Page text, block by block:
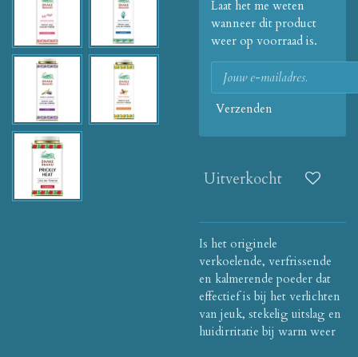
Laat het me weten
wanneer dit product
weer op voorraad is.
Verzenden
Uitverkocht
Is het originele
verkoelende, verfrissende
en kalmerende poeder dat
effectief is bij het verlichten
van jeuk, stekelig uitslag en
huidirritatie bij warm weer